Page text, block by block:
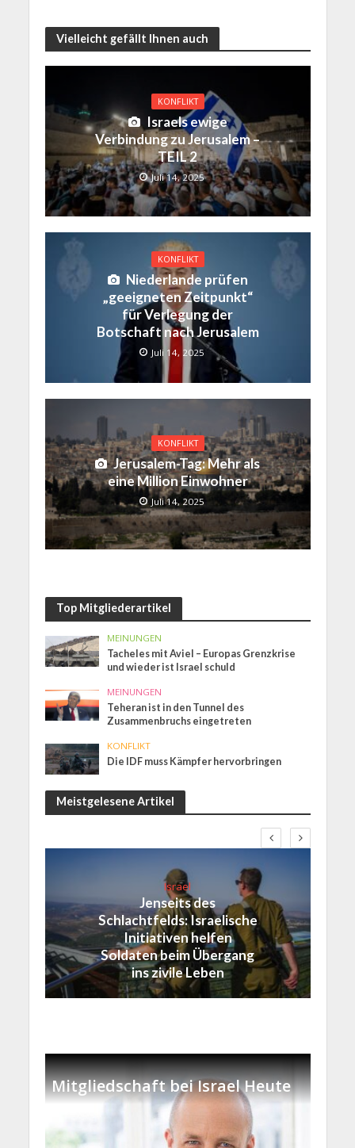
Vielleicht gefällt Ihnen auch
KONFLIKT
Israels ewige
Verbindung zu Jerusalem –
TEIL 2
Juli 14, 2025
KONFLIKT
Niederlande prüfen
„geeigneten Zeitpunkt“
für Verlegung der
Botschaft nach Jerusalem
Juli 14, 2025
KONFLIKT
Jerusalem-Tag: Mehr als
eine Million Einwohner
Juli 14, 2025
Top Mitgliederartikel
MEINUNGEN
Tacheles mit Aviel – Europas Grenzkrise
und wieder ist Israel schuld
MEINUNGEN
Teheran ist in den Tunnel des
Zusammenbruchs eingetreten
KONFLIKT
Die IDF muss Kämpfer hervorbringen
Meistgelesene Artikel
Israel
Jenseits des
Schlachtfelds: Israelische
Initiativen helfen
Soldaten beim Übergang
ins zivile Leben
Mitgliedschaft bei Israel Heute